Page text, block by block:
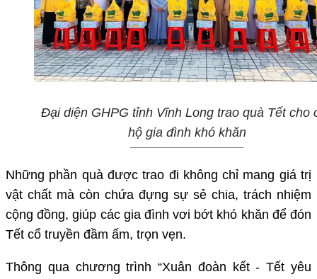
Đại diện GHPG tỉnh Vĩnh Long trao quà Tết cho
hộ gia đình khó khăn
Những phần quà được trao đi không chỉ mang giá trị
vật chất mà còn chứa đựng sự sẻ chia, trách nhiệm
cộng đồng, giúp các gia đình vơi bớt khó khăn để đón
Tết cổ truyền đầm ấm, trọn vẹn.
Thông qua chương trình “Xuân đoàn kết - Tết yêu